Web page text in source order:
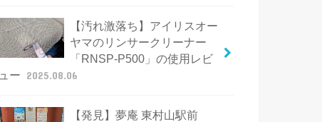
【汚れ激落ち】アイリスオー
ヤマのリンサークリーナー
「RNSP-P500」の使用レビ
ュー 2025.08.06
【発見】夢庵 東村山駅前